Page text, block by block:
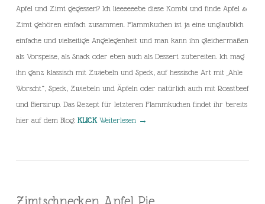
Apfel und Zimt gegessen? Ich lieeeeeebe diese Kombi und finde Apfel &
Zimt gehören einfach zusammen. Flammkuchen ist ja eine unglaublich
einfache und vielseitige Angelegenheit und man kann ihn gleichermaßen
als Vorspeise, als Snack oder eben auch als Dessert zubereiten. Ich mag
ihn ganz klassisch mit Zwiebeln und Speck, auf hessische Art mit „Ahle
Worscht“, Speck, Zwiebeln und Äpfeln oder natürlich auch mit Roastbeef
und Biersirup. Das Rezept für letzteren Flammkuchen findet ihr bereits
hier auf dem Blog: KLICK Weiterlesen →